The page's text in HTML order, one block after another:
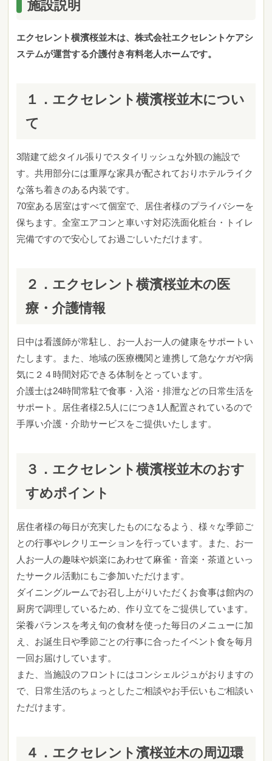
施設説明
エクセレント横濱桜並木は、株式会社エクセレントケアシ
ステムが運営する介護付き有料老人ホームです。
１． エクセレント横濱桜並木につい
て
3階建て総タイル張りでスタイリッシュな外観の施設で
す。共用部分には重厚な家具が配されておりホテルライク
な落ち着きのある内装です。
70室ある居室はすべて個室で、居住者様のプライバシーを
保ちます。全室エアコンと車いす対応洗面化粧台・トイレ
完備ですので安心してお過ごしいただけます。
２． エクセレント横濱桜並木の医
療・介護情報
日中は看護師が常駐し、お一人お一人の健康をサポートい
たします。また、地域の医療機関と連携して急なケガや病
気に２４時間対応できる体制をとっています。
介護士は24時間常駐で食事・入浴・排泄などの日常生活を
サポート。居住者様2.5人ににつき1人配置されているので
手厚い介護・介助サービスをご提供いたします。
３． エクセレント横濱桜並木のおす
すめポイント
居住者様の毎日が充実したものになるよう、様々な季節ご
との行事やレクリエーションを行っています。また、お一
人お一人の趣味や娯楽にあわせて麻雀・音楽・茶道といっ
たサークル活動にもご参加いただけます。
ダイニングルームでお召し上がりいただくお食事は館内の
厨房で調理しているため、作り立てをご提供しています。
栄養バランスを考え旬の食材を使った毎日のメニューに加
え、お誕生日や季節ごとの行事に合ったイベント食を毎月
一回お届けしています。
また、当施設のフロントにはコンシェルジュがおりますの
で、日常生活のちょっとしたご相談やお手伝いもご相談い
ただけます。
４． エクセレント濱桜並木の周辺環